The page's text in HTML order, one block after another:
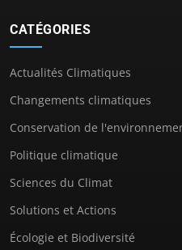
CATÉGORIES
Actualités Climatiques
Changements climatiques
Conservation de
Politique climatique
Sciences du Climat
Solutions et Actions
Écologie et Biodiversité